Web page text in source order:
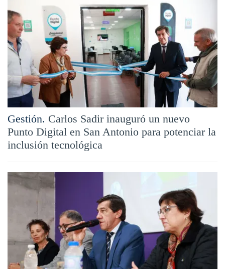
Gestión. Carlos Sadir inauguró un nuevo
Punto Digital en San Antonio para potenciar la
inclusión tecnológica